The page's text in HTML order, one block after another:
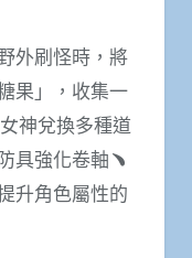
外刷怪時，將
果」，收集一
神兌換多種道
具強化卷軸﹅
升角色屬性的